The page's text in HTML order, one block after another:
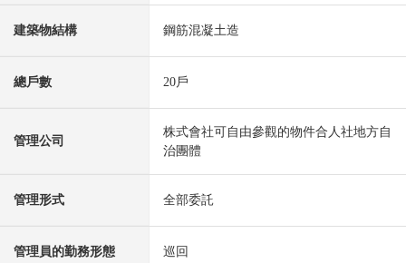
建築物結構 鋼筋混凝土造
總戶數 20戶
管理公司
株式會社可自由參觀的物件合人社地方自
治團體
管理形式 全部委託
管理員的勤務形態 巡回